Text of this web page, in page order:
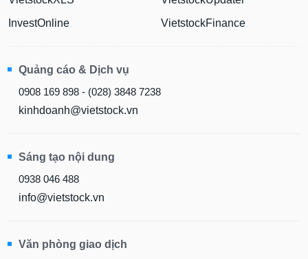
InvestOnline
VietstockFinance
Quảng cáo & Dịch vụ
0908 169 898 - (028) 3848 7238
kinhdoanh@vietstock.vn
Sáng tạo nội dung
0938 046 488
info@vietstock.vn
Văn phòng giao dịch